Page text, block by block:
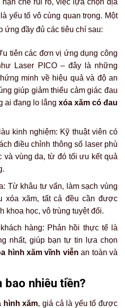
là yếu tố vô cùng quan trọng. Một
đầy đủ các tiêu chí sau:
tiên các đơn vị ứng dụng công
Laser PICO – đây là những
minh về hiệu quả và độ an
giúp giảm thiểu cảm giác đau
ai đang lo lắng xóa xăm có đau
kinh nghiệm: Kỹ thuật viên có
điều chỉnh thông số laser phù
vùng da, từ đó tối ưu kết quả
Từ khâu tư vấn, làm sạch vùng
xóa xăm, tất cả đều cần được
khoa học, vô trùng tuyệt đối.
hàng: Phản hồi thực tế là
nhất, giúp bạn tự tin lựa chọn
hình xăm vĩnh viễn an toàn và
bao nhiêu tiền?
hình xăm, giá cả là yếu tố được